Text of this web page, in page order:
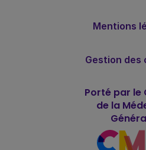
Mentions
Gestion des
Porté par le
de la